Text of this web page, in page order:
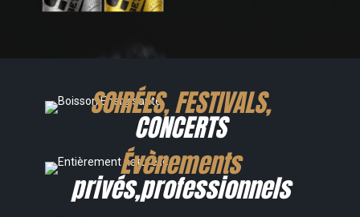
SOIRÉES, FESTIVALS,
CONCERTS
Évènements
privés,professionnels